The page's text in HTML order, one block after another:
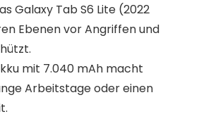
Galaxy Tab S6 Lite (2022
Ebenen vor Angriffen und
mit 7.040 mAh macht
Arbeitstage oder einen